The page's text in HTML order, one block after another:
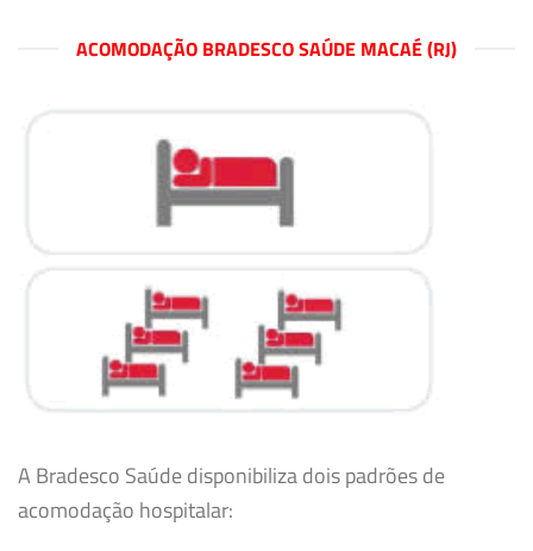
ACOMODAÇÃO BRADESCO SAÚDE MACAÉ (RJ)
A Bradesco Saúde disponibiliza dois padrões de
acomodação hospitalar: